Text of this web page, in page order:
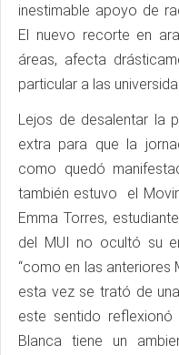
inestimable apoyo de
El nuevo recorte en
áreas, afecta
particular a las
Lejos de desalentar la
extra para que la
como quedó
también estuvo el
Emma Torres,
del MUI no ocultó su
“como en las anteriores
esta vez se trató de
este sentido
Blanca tiene un